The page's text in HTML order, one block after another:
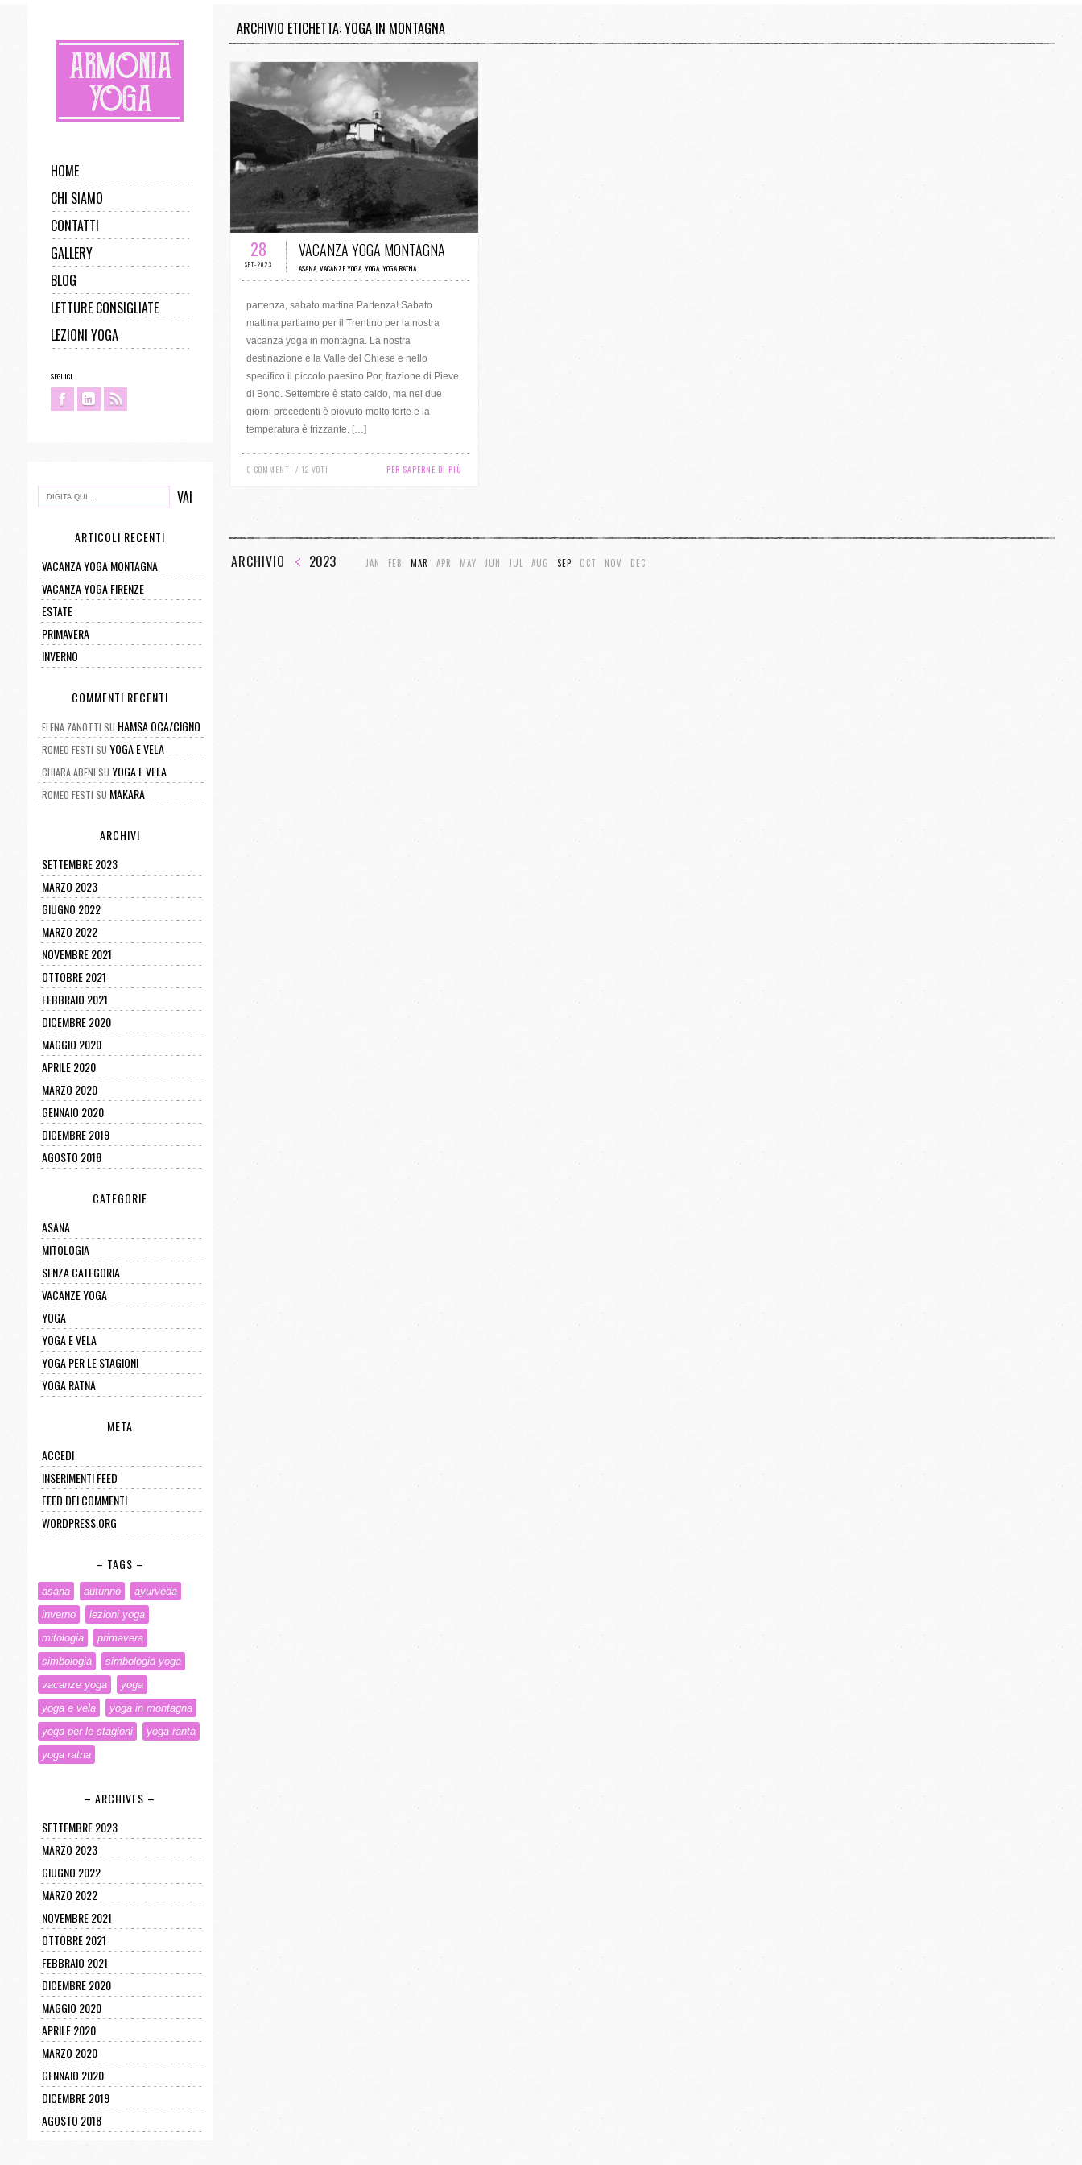
HOME
CHI SIAMO
CONTATTI
GALLERY
BLOG
LETTURE CONSIGLIATE
LEZIONI YOGA
SEGUICI
ARTICOLI RECENTI
VACANZA YOGA MONTAGNA
VACANZA YOGA FIRENZE
ESTATE
PRIMAVERA
INVERNO
COMMENTI RECENTI
ELENA ZANOTTI SU HAMSA OCA/CIGNO
ROMEO FESTI SU YOGA E VELA
CHIARA ABENI SU YOGA E VELA
ROMEO FESTI SU MAKARA
ARCHIVI
SETTEMBRE 2023
MARZO 2023
GIUGNO 2022
MARZO 2022
NOVEMBRE 2021
OTTOBRE 2021
FEBBRAIO 2021
DICEMBRE 2020
MAGGIO 2020
APRILE 2020
MARZO 2020
GENNAIO 2020
DICEMBRE 2019
AGOSTO 2018
CATEGORIE
ASANA
MITOLOGIA
SENZA CATEGORIA
VACANZE YOGA
YOGA
YOGA E VELA
YOGA PER LE STAGIONI
YOGA RATNA
META
ACCEDI
INSERIMENTI FEED
FEED DEI COMMENTI
WORDPRESS.ORG
– TAGS –
asana autunno
ayurveda
inverno
lezioni yoga
mitologia
primavera
simbologia
simbologia yoga
vacanze yoga
yoga
yoga e vela
yoga in montagna
yoga per le stagioni
yoga ranta
yoga ratna
– ARCHIVES –
SETTEMBRE 2023
MARZO 2023
GIUGNO 2022
MARZO 2022
NOVEMBRE 2021
OTTOBRE 2021
FEBBRAIO 2021
DICEMBRE 2020
MAGGIO 2020
APRILE 2020
MARZO 2020
GENNAIO 2020
DICEMBRE 2019
AGOSTO 2018
ARCHIVIO ETICHETTA: YOGA IN MONTAGNA
0 COMMENTI / 12 VOTI
28
SET-2023
VACANZA YOGA MONTAGNA
ASANA, VACANZE YOGA, YOGA, YOGA RATNA
partenza, sabato mattina Partenza! Sabato
mattina partiamo per il Trentino per la nostra
vacanza yoga in montagna. La nostra
destinazione è la Valle del Chiese e nello
specifico il piccolo paesino Por, frazione di Pieve
di Bono. Settembre è stato caldo, ma nei due
giorni precedenti è piovuto molto forte e la
temperatura è frizzante. […]
0 COMMENTI / 12 VOTI PER SAPERNE DI PIÙ
ARCHIVIO 2023 JAN FEB MAR APR MAY JUN JUL AUG SEP OCT NOV DEC